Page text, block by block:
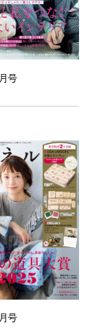
号
号